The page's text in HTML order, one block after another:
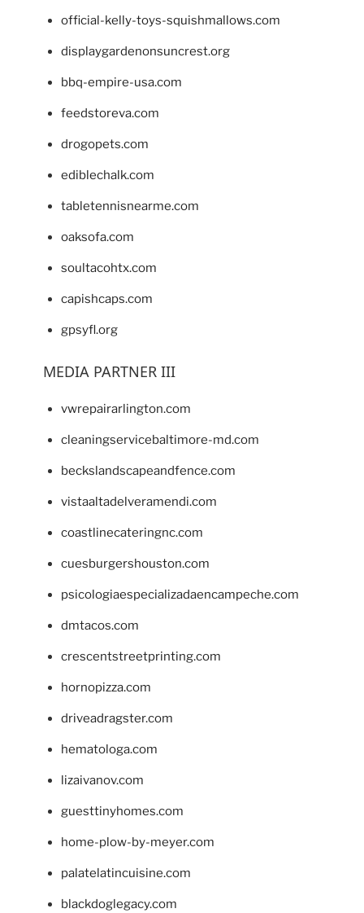
official-kelly-toys-squishmallows.com
displaygardenonsuncrest.org
bbq-empire-usa.com
feedstoreva.com
drogopets.com
ediblechalk.com
tabletennisnearme.com
oaksofa.com
soultacohtx.com
capishcaps.com
gpsyfl.org
MEDIA PARTNER III
vwrepairarlington.com
cleaningservicebaltimore-md.com
beckslandscapeandfence.com
vistaaltadelveramendi.com
coastlinecateringnc.com
cuesburgershouston.com
psicologiaespecializadaencampeche.com
dmtacos.com
crescentstreetprinting.com
hornopizza.com
driveadragster.com
hematologa.com
lizaivanov.com
guesttinyhomes.com
home-plow-by-meyer.com
palatelatincuisine.com
blackdoglegacy.com